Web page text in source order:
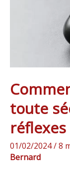
toute
réflexes
01/02/2024/8
Bernard